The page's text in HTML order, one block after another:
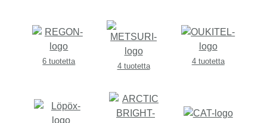
6 tuotetta
4 tuotetta
4 tuotetta